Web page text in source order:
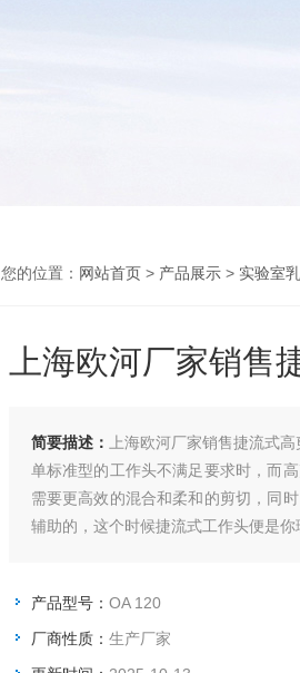
您的位置： 网站首页 > 产品展示 > 实验室
上海欧河厂家销售
简要描述：
上海欧河厂家销售捷流式
单标准型的工作头不满足要求时，而
需要更高效的混合和柔和的剪切，同
辅助的，这个时候捷流式工作头便是
产品型号： OA 120
厂商性质： 生产厂家